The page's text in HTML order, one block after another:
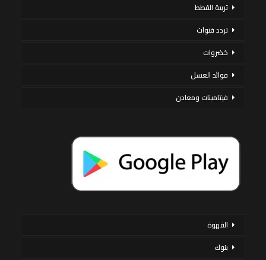
تربية القطط
تردد قنوات
خضروات
فوائد العسل
فيتامينات ومعادن
القهوة
بنوك